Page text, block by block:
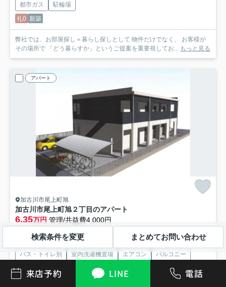
都市ガス
駐輪場
礼0 新築
弊社では、お部屋探し＝暮らし探しとして 物件だけでなく、 お客様が
その場所で 「どう暮らすか」というご提案を重要視してお...
もっと見る
アパート
加古川市尾上町旭
加古川市尾上町旭２丁目のアパート
6.35万円 管理/共益費4,000円
山陽電鉄本線「尾上の松」駅 徒歩2分
バス・トイレ別 室内洗濯機置場 エアコン
バルコニー
礼0
検索条件を変更 まとめてお問い合わせ
来店予約 LINE 電話